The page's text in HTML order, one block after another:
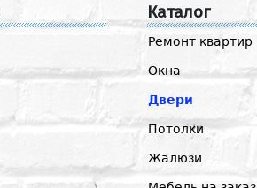
Каталог
Ремонт квартир
Окна
Двери
Потолки
Жалюзи